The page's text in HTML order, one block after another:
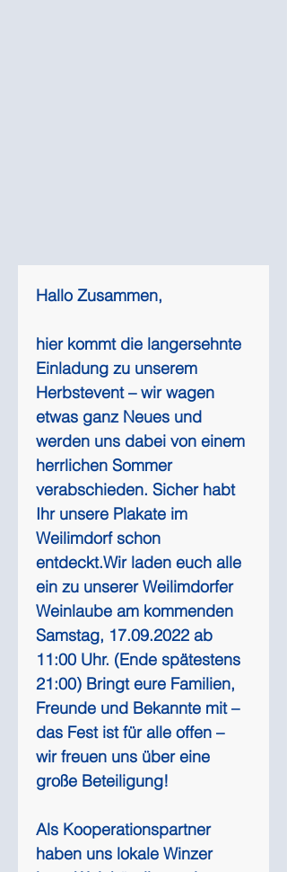
Hallo Zusammen,
hier kommt die langersehnte
Einladung zu unserem
Herbstevent – wir wagen
etwas ganz Neues und
werden uns dabei von einem
herrlichen Sommer
verabschieden. Sicher habt
Ihr unsere Plakate im
Weilimdorf schon
entdeckt.Wir laden euch alle
ein zu unserer Weilimdorfer
Weinlaube am kommenden
Samstag, 17.09.2022 ab
11:00 Uhr. (Ende spätestens
21:00) Bringt eure Familien,
Freunde und Bekannte mit –
das Fest ist für alle offen –
wir freuen uns über eine
große Beteiligung!
Als Kooperationspartner
haben uns lokale Winzer